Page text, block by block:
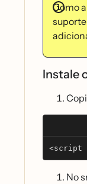
Como
Instale
<script
No